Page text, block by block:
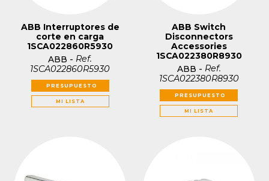
ABB Interruptores de
corte en carga
1SCA022860R5930
ABB - Ref.
1SCA022860R5930
PRESUPUESTO
MI LISTA
ABB Switch
Disconnectors
Accessories
1SCA022380R8930
ABB - Ref.
1SCA022380R8930
PRESUPUESTO
MI LISTA